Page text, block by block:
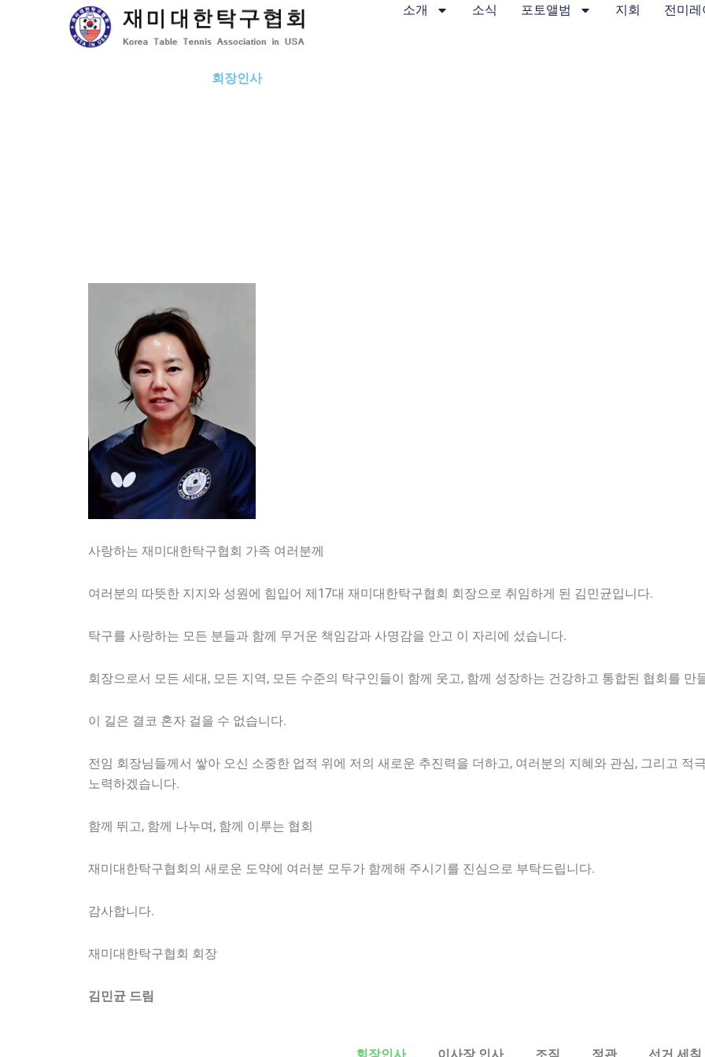
소개 소식 포토앨범 지회 전미레
회장인사
사랑하는 재미대한탁구협회 가족 여러분께
여러분의 따뜻한 지지와 성원에 힘입어 제17대 재미대한탁구협회 회장으로 취임하게 된 김민균입니다.
탁구를 사랑하는 모든 분들과 함께 무거운 책임감과 사명감을 안고 이 자리에 섰습니다.
회장으로서 모든 세대, 모든 지역, 모든 수준의 탁구인들이 함께 웃고, 함께 성장하는 건강하고 통합된 협회를 만
이 길은 결코 혼자 걸을 수 없습니다.
전임 회장님들께서 쌓아 오신 소중한 업적 위에 저의 새로운 추진력을 더하고, 여러분의 지혜와 관심, 그리고 적
노력하겠습니다.
함께 뛰고, 함께 나누며, 함께 이루는 협회
재미대한탁구협회의 새로운 도약에 여러분 모두가 함께해 주시기를 진심으로 부탁드립니다.
감사합니다.
재미대한탁구협회 회장
김민균 드림